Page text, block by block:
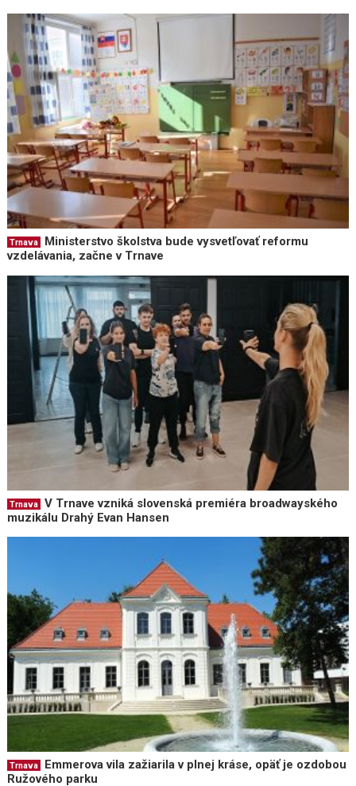
Trnava
Ministerstvo školstva bude vysvetľovať reformu
vzdelávania, začne v Trnave
Trnava
V Trnave vzniká slovenská premiéra broadwayského
muzikálu Drahý Evan Hansen
Trnava
Emmerova vila zažiarila v plnej kráse, opäť je ozdobou
Ružového parku